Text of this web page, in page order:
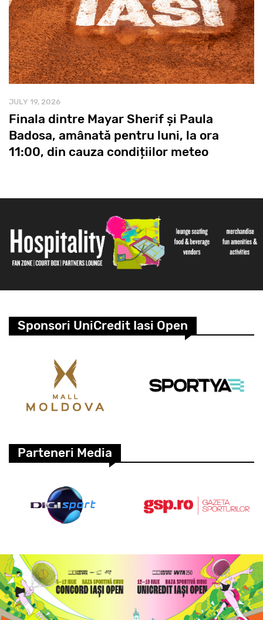
JULY 19, 2026
Finala dintre Mayar Sherif și Paula
Badosa, amânată pentru luni, la ora
11:00, din cauza condițiilor meteo
Sponsori UniCredit Iasi Open
Parteneri Media